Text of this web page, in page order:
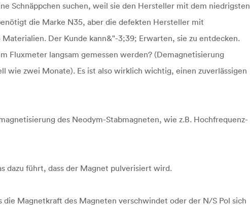
Schnäppchen suchen, weil sie den Hersteller mit dem niedrigsten
die Marke N35, aber die defekten Hersteller mit
Der Kunde kann&"-3;39; Erwarten, sie zu entdecken.
Fluxmeter langsam gemessen werden? (Demagnetisierung
wie zwei Monate). Es ist also wirklich wichtig, einen zuverlässigen
des Neodym-Stabmagneten, wie z.B. Hochfrequenz-
dazu führt, dass der Magnet pulverisiert wird.
Magnetkraft des Magneten verschwindet oder der N/S Pol sich